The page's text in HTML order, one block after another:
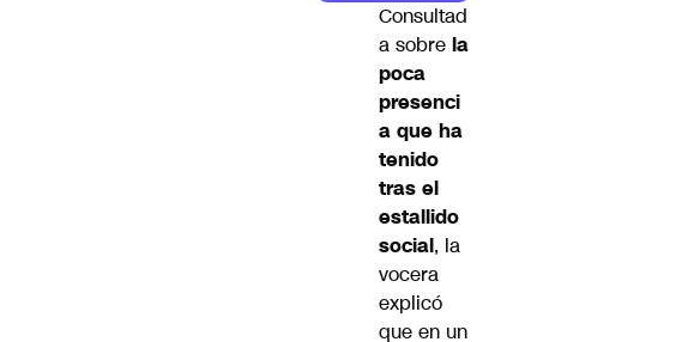
Consultad
a sobre la
poca
presenci
a que ha
tenido
tras el
estallido
social, la
vocera
explicó
que en un